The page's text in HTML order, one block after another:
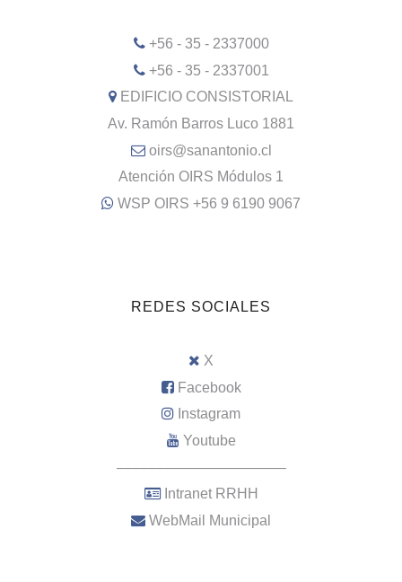
+56 - 35 - 2337000
+56 - 35 - 2337001
EDIFICIO CONSISTORIAL
Av. Ramón Barros Luco 1881
oirs@sanantonio.cl
Atención OIRS Módulos 1
WSP OIRS +56 9 6190 9067
REDES SOCIALES
X
Facebook
Instagram
Youtube
–––––––––––––––––––––
Intranet RRHH
WebMail Municipal